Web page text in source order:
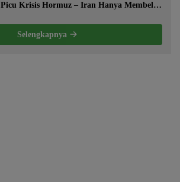
Picu Krisis Hormuz – Iran Hanya Membela
DS.
Selengkapnya